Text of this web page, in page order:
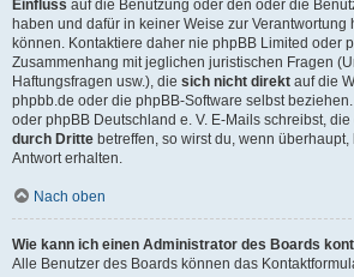
Einfluss auf die Benutzung oder den oder die
haben und dafür in keiner Weise zur
können. Kontaktiere daher nie phpBB Limited oder
Zusammenhang mit jeglichen juristischen Fragen
Haftungsfragen usw.), die sich nicht direkt auf die
phpbb.de oder die phpBB-Software selbst
oder phpBB Deutschland e. V. E-Mails schreibst, die
durch Dritte betreffen, so wirst du, wenn
Antwort erhalten.
Nach oben
Wie kann ich einen Administrator des Boards
Alle Benutzer des Boards können das